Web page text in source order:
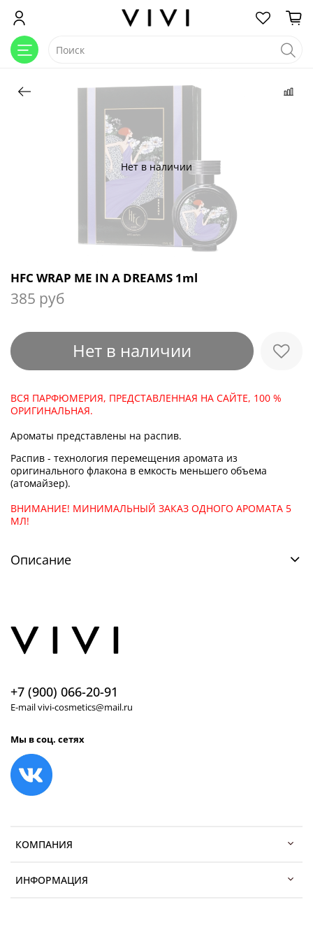
Нет в наличии
HFC WRAP ME IN A DREAMS 1ml
385 руб
Нет в наличии
ВСЯ ПАРФЮМЕРИЯ, ПРЕДСТАВЛЕННАЯ НА САЙТЕ, 100 %
ОРИГИНАЛЬНАЯ.
Ароматы представлены на распив.
Распив - технология перемещения аромата из
оригинального флакона в емкость меньшего объема
(атомайзер).
ВНИМАНИЕ! МИНИМАЛЬНЫЙ ЗАКАЗ ОДНОГО АРОМАТА 5
МЛ!
Описание
КОМПАНИЯ
ИНФОРМАЦИЯ
+7 (900) 066-20-91
E-mail vivi-cosmetics@mail.ru
Мы в соц. сетях